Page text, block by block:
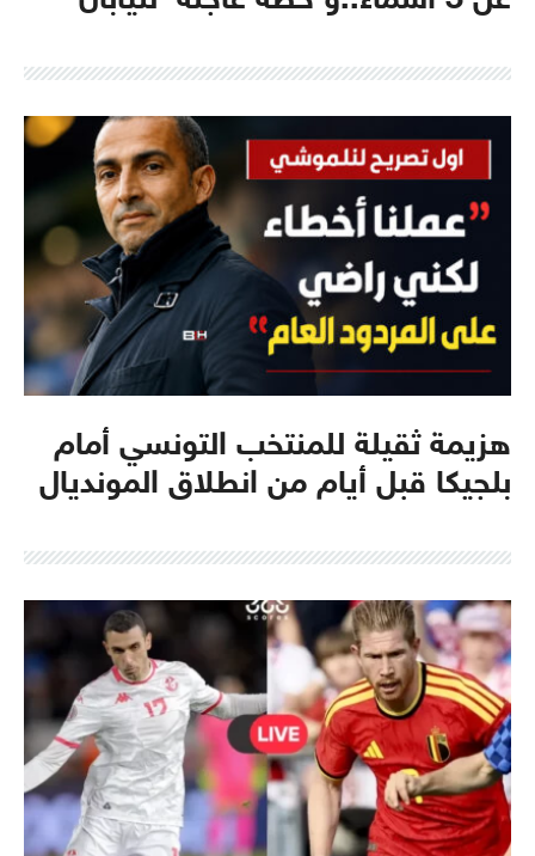
هزيمة ثقيلة للمنتخب التونسي أمام
بلجيكا قبل أيام من انطلاق المونديال